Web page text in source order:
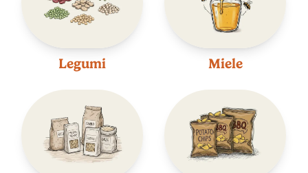
Legumi Miele